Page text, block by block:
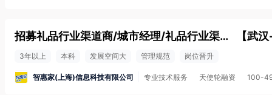
招募礼品行业渠道商/城市经理/礼品行业渠道总监 【武汉
3年以上 本科 发展空间大 管理规范 岗位晋升
智惠家(上海)信息科技有限公司 专业技术服务 天使轮融资 100-